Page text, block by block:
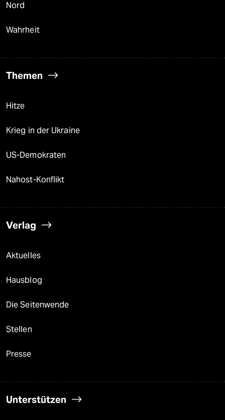
Nord
Wahrheit
Themen
Hitze
Krieg in der Ukraine
US-Demokraten
Nahost-Konflikt
Verlag
Aktuelles
Hausblog
Die Seitenwende
Stellen
Presse
Unterstützen